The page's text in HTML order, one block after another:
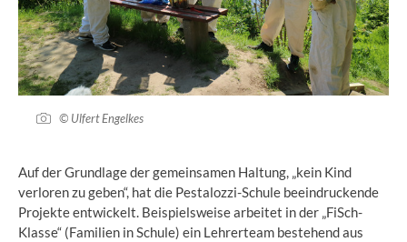
© Ulfert Engelkes
Auf der Grundlage der gemeinsamen Haltung, „kein Kind
verloren zu geben“, hat die Pestalozzi-Schule beeindruckende
Projekte entwickelt. Beispielsweise arbeitet in der „FiSch-
Klasse“ (Familien in Schule) ein Lehrerteam bestehend aus